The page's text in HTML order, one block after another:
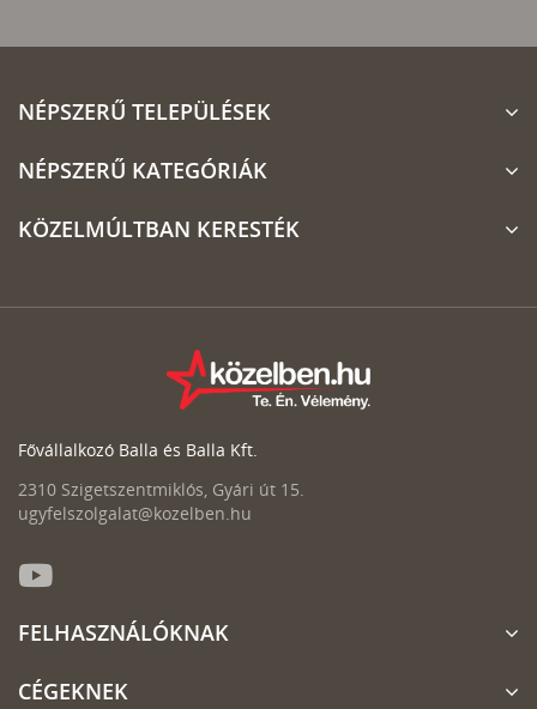
NÉPSZERŰ TELEPÜLÉSEK
NÉPSZERŰ KATEGÓRIÁK
KÖZELMÚLTBAN KERESTÉK
Fővállalkozó Balla és Balla Kft.
2310 Szigetszentmiklós, Gyári út 15.
ugyfelszolgalat@kozelben.hu
FELHASZNÁLÓKNAK
CÉGEKNEK